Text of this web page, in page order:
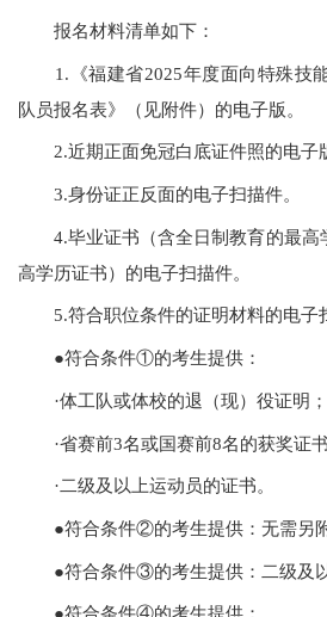
报名材料清单如下：
1.《福建省2025年度面向特殊技
队员报名表》（见附件）的电子版。
2.近期正面免冠白底证件照的电子
3.身份证正反面的电子扫描件。
4.毕业证书（含全日制教育的最高
高学历证书）的电子扫描件。
5.符合职位条件的证明材料的电子
●符合条件①的考生提供：
·体工队或体校的退（现）役证明；
·省赛前3名或国赛前8名的获奖证书
·二级及以上运动员的证书。
●符合条件②的考生提供：无需另附
●符合条件③的考生提供：二级及以